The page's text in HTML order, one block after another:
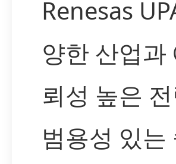
Renesas
양한 산업
뢰성 높은
범용성 있